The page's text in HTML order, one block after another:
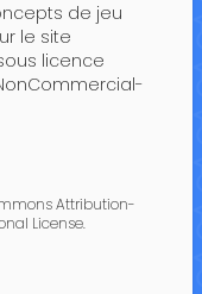
de jeu
le site
licence
Attribution-
License.